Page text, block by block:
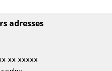
adresses
xx xxxxx